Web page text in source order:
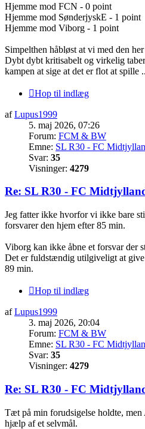
Hjemme mod FCN - 0 point
Hjemme mod SønderjyskE - 1 point
Hjemme mod Viborg - 1 point
Simpelthen håbløst at vi med den
Dybt dybt kritisabelt og virkelig
kampen at sige at det er flot at spille
Hop til indlæg
afLupus1999
5. maj 2026, 07:26
Forum: FCM & BW
Emne: SL R30 - FC
Svar: 35
Visninger: 4279
Re: SL R30 - FC
Jeg fatter ikke hvorfor vi ikke bare
forsvarer den hjem efter 85 min.
Viborg kan ikke åbne et forsvar der
Det er fuldstændig utilgiveligt at
89 min.
Hop til indlæg
afLupus1999
3. maj 2026, 20:04
Forum: FCM & BW
Emne: SL R30 - FC
Svar: 35
Visninger: 4279
Re: SL R30 - FC
Tæt på min forudsigelse holdte,
hjælp af et selvmål.